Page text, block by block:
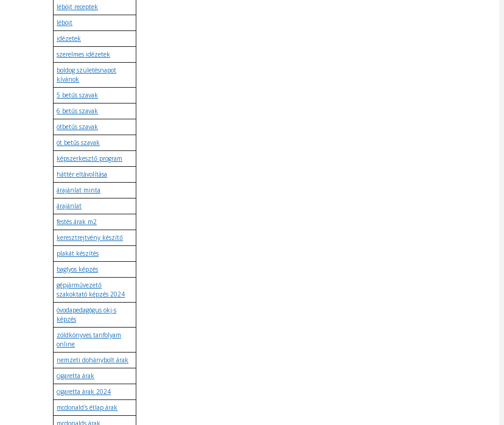
léböjt receptek
léböjt
idézetek
szerelmes idézetek
boldog születésnapot
kívánok
5 betűs szavak
6 betűs szavak
ötbetűs szavak
öt betűs szavak
képszerkesztő program
háttér eltávolítása
árajánlat minta
árajánlat
festés árak m2
keresztrejtvény készítő
plakát készítés
baglyos képzés
gépjárművezető
szakoktató képzés 2024
óvodapedagógus okj-s
képzés
zöldkönyves tanfolyam
online
nemzeti dohánybolt árak
cigaretta árak
cigaretta árak 2024
mcdonald's étlap árak
mcdonalds árak